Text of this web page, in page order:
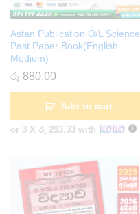
Astan Publication O/L Science
Past Paper Book(English
Medium)
රු 880.00
Add to cart
or 3 X රු 293.33 with